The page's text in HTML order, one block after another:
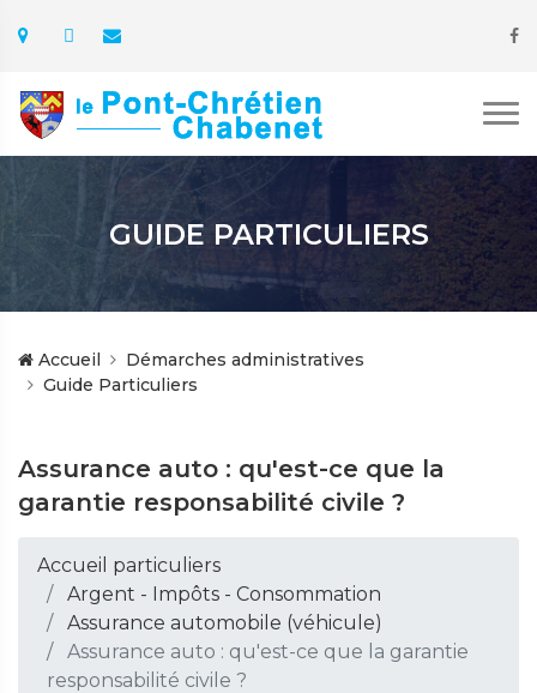
GUIDE PARTICULIERS
Accueil
Démarches administratives
Guide Particuliers
Assurance auto : qu'est-ce que la
garantie responsabilité civile ?
Accueil particuliers
Argent - Impôts - Consommation
Assurance automobile (véhicule)
Assurance auto : qu'est-ce que la garantie
responsabilité civile ?